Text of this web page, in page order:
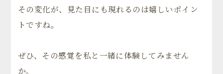
その変化が、見た目にも現れるのは嬉しいポイン
トですね。
ぜひ、その感覚を私と一緒に体験してみません
か。